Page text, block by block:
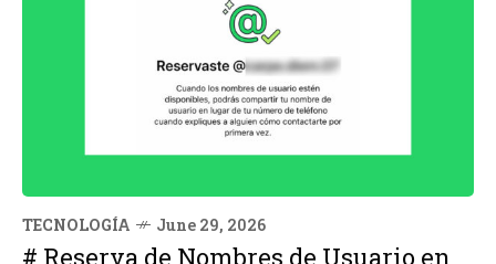
TECNOLOGÍA June 29, 2026
# Reserva de Nombres de Usuario en